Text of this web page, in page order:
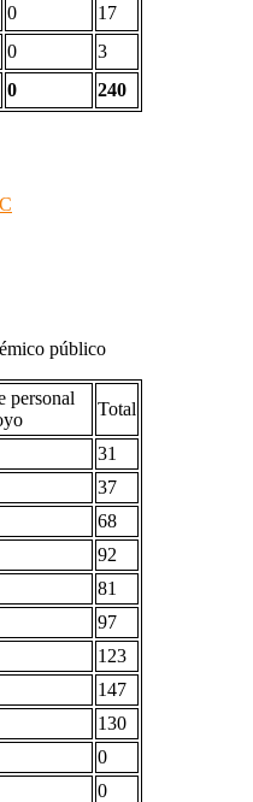
0
17
0
3
0 240
público
personal
Total
31
37
68
92
81
97
123
147
130
0
0